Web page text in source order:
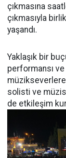
çıkmasına
çıkmasıyla
yaşandı.
Yaklaşık bir
performansı ve
müzikseverlere
solisti ve
de etkileşim